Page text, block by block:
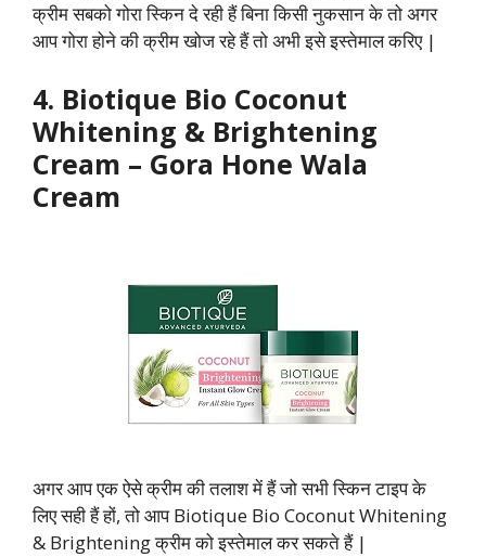
क्रीम सबको गोरा स्किन दे रही हैं बिना किसी नुकसान के तो अगर
आप गोरा होने की क्रीम खोज रहे हैं तो अभी इसे इस्तेमाल करिए |
4. Biotique Bio Coconut
Whitening & Brightening
Cream – Gora Hone Wala
Cream
अगर आप एक ऐसे क्रीम की तलाश में हैं जो सभी स्किन टाइप के
लिए सही हैं हों, तो आप Biotique Bio Coconut Whitening
& Brightening क्रीम को इस्तेमाल कर सकते हैं |